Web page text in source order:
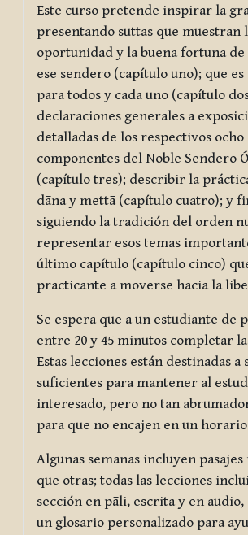
Este curso pretende inspirar la
presentando suttas que muestran
oportunidad y la buena fortuna
ese sendero (capítulo uno); que
para todos y cada uno (capítulo
declaraciones generales a
detalladas de los respectivos ocho
componentes del Noble Sendero
(capítulo tres); describir la
dāna y mettā (capítulo cuatro); y
siguiendo la tradición del orden
representar esos temas
último capítulo (capítulo cinco)
practicante a moverse hacia la
Se espera que a un estudiante de
entre 20 y 45 minutos completar
Estas lecciones están destinadas a
suficientes para mantener al
interesado, pero no tan
para que no encajen en un
Algunas semanas incluyen pasajes
que otras; todas las lecciones
sección en pāli, escrita y en audio,
un glosario personalizado para